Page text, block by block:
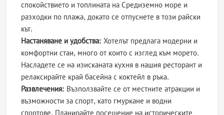
спокойствието и топлината на Средиземно море и
разходки по плажа, докато се отпуснете в този райски
кът.
Настаняване и удобства: Хотелът предлага модерни и
комфортни стаи, много от които с изглед към морето.
Насладете се на изисканата кухня в нашия ресторант и
релаксирайте край басейна с коктейл в ръка.
Развлечения: Възползвайте се от местните атракции и
възможности за спорт, като гмуркане и водни
спортове. Планирайте посещение на историческите